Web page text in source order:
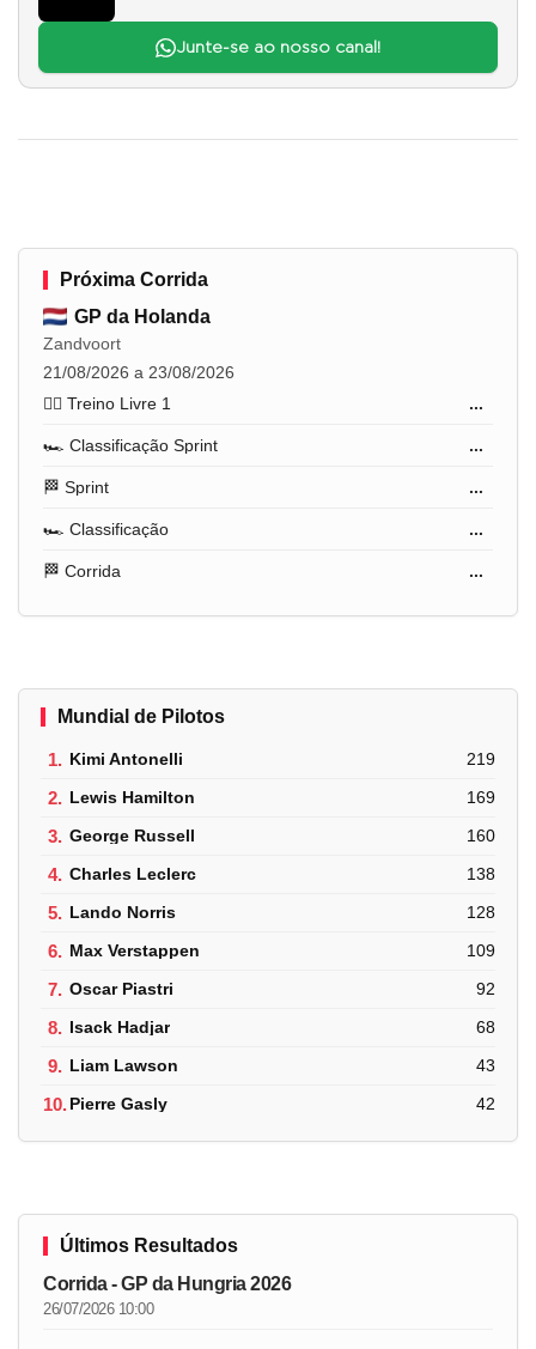
Junte-se ao nosso canal!
Próxima Corrida
GP da Holanda
Zandvoort
21/08/2026 a 23/08/2026
🏋️‍♂️ Treino Livre 1
...
🏎️ Classificação Sprint ...
🏁 Sprint ...
🏎️ Classificação ...
🏁 Corrida ...
Mundial de Pilotos
1. Kimi Antonelli 219
2. Lewis Hamilton 169
3. George Russell 160
4. Charles Leclerc 138
5. Lando Norris 128
6. Max Verstappen 109
7. Oscar Piastri 92
8. Isack Hadjar 68
9. Liam Lawson 43
10.Pierre Gasly 42
Últimos Resultados
Corrida - GP da Hungria 2026
26/07/2026 10:00